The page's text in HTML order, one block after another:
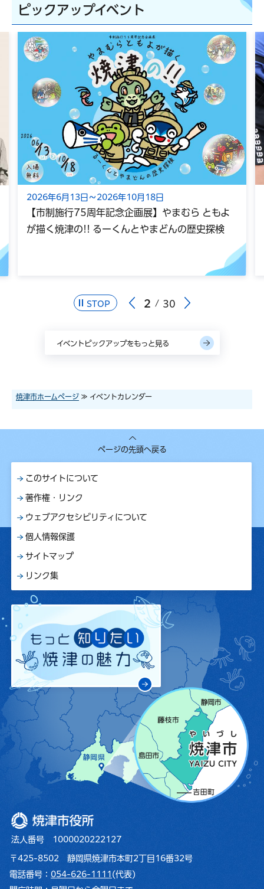
ピックアップイベント
STOP 2 30
2026年6月13日～2026年10月18日
【市制施行75周年記念企画展】やまむら ともよ
が描く焼津の!! るーくんとやまどんの歴史探検
イベントピックアップをもっと見る
焼津市ホームページ ≫ イベントカレンダー
ページの先頭へ戻る
このサイトについて
著作権・リンク
ウェブアクセシビリティについて
個人情報保護
サイトマップ
リンク集
焼津市役所
法人番号 1000020222127
〒425-8502 静岡県焼津市本町2丁目16番32号
電話番号： 054-626-1111 (代表)